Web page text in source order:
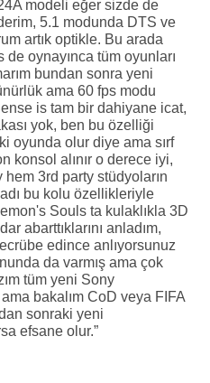
modeli eğer sizde de
5.1 modunda DTS ve
artık optikle. Bu arada
oynayınca tüm oyunları
bundan sonra yeni
ama 60 fps modu
is tam bir dahiyane icat,
yok, ben bu özelliği
oyunda olur diye ama sırf
konsol alınır o derece iyi,
hem 3rd party stüdyoların
bu kolu özellikleriyle
Souls ta kulaklıkla 3D
abarttıklarını anladım,
edince anlıyorsunuz
da varmış ama çok
tüm yeni Sony
bakalım CoD veya FIFA
sonraki yeni
efsane olur.”